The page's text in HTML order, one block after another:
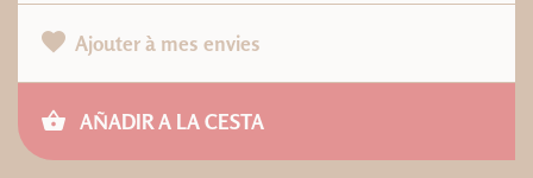
Ajouter à mes envies
AÑADIR A LA CESTA